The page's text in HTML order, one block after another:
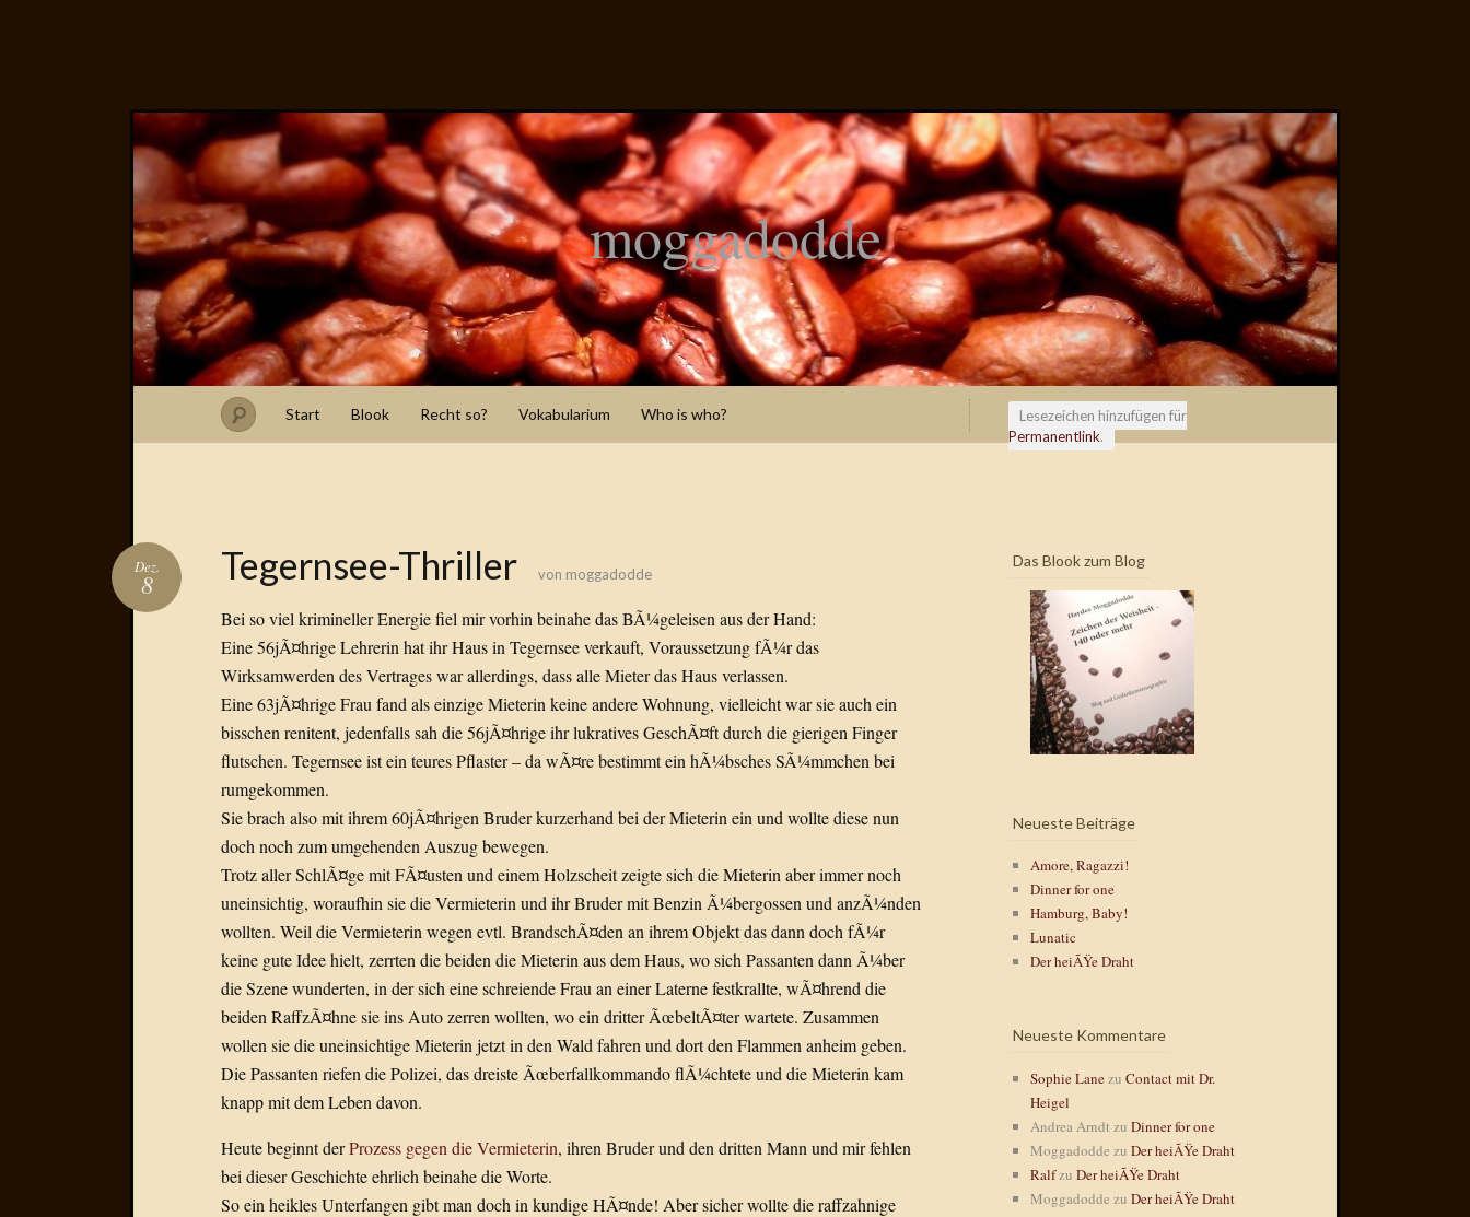
moggadodde
Start Blook Recht so? Vokabularium Who is who?
Lesezeichen hinzufügen für
Permanentlink.
Tegernsee-Thriller
Dez.
8 von moggadodde
Bei so viel krimineller Energie fiel mir vorhin beinahe das BÃ¼geleisen aus der Hand:
Eine 56jÃ¤hrige Lehrerin hat ihr Haus in Tegernsee verkauft, Voraussetzung fÃ¼r das
Wirksamwerden des Vertrages war allerdings, dass alle Mieter das Haus verlassen.
Eine 63jÃ¤hrige Frau fand als einzige Mieterin keine andere Wohnung, vielleicht war sie auch ein
bisschen renitent, jedenfalls sah die 56jÃ¤hrige ihr lukratives GeschÃ¤ft durch die gierigen Finger
flutschen. Tegernsee ist ein teures Pflaster – da wÃ¤re bestimmt ein hÃ¼bsches SÃ¼mmchen bei
rumgekommen.
Sie brach also mit ihrem 60jÃ¤hrigen Bruder kurzerhand bei der Mieterin ein und wollte diese nun
doch noch zum umgehenden Auszug bewegen.
Trotz aller SchlÃ¤ge mit FÃ¤usten und einem Holzscheit zeigte sich die Mieterin aber immer noch
uneinsichtig, woraufhin sie die Vermieterin und ihr Bruder mit Benzin Ã¼bergossen und anzÃ¼nden
wollten. Weil die Vermieterin wegen evtl. BrandschÃ¤den an ihrem Objekt das dann doch fÃ¼r
keine gute Idee hielt, zerrten die beiden die Mieterin aus dem Haus, wo sich Passanten dann Ã¼ber
die Szene wunderten, in der sich eine schreiende Frau an einer Laterne festkrallte, wÃ¤hrend die
beiden RaffzÃ¤hne sie ins Auto zerren wollten, wo ein dritter ÃœbeltÃ¤ter wartete. Zusammen
wollen sie die uneinsichtige Mieterin jetzt in den Wald fahren und dort den Flammen anheim geben.
Die Passanten riefen die Polizei, das dreiste Ãœberfallkommando flÃ¼chtete und die Mieterin kam
knapp mit dem Leben davon.
Heute beginnt derProzess gegen die Vermieterin, ihren Bruder und den dritten Mann und mir fehlen
bei dieser Geschichte ehrlich beinahe die Worte.
So ein heikles Unterfangen gibt man doch in kundige HÃ¤nde! Aber sicher wollte die raffzahnige
Das Blook zum Blog
Neueste Beiträge
Amore, Ragazzi!
Dinner for one
Hamburg, Baby!
Lunatic
Der heiÃŸe Draht
Neueste Kommentare
Sophie Lanezu Contact mit Dr.
Heigel
Andrea Arndt zu Dinner for one
Moggadodde zu Der heiÃŸe Draht
Ralfzu Der heiÃŸe Draht
Moggadodde zu Der heiÃŸe Draht